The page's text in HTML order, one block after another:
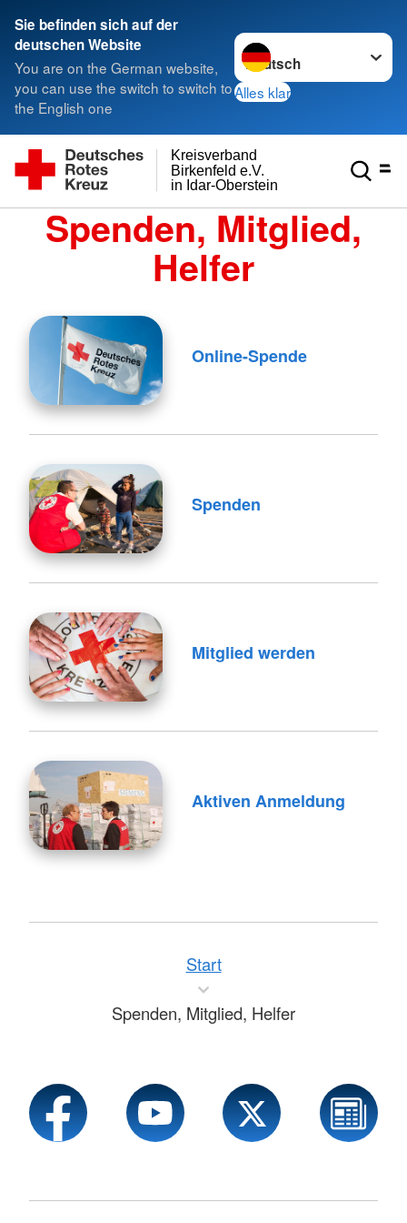
Sie befinden sich auf der
deutschen Website
You are on the German website,
you can use the switch to switch to
the English one
Sprache wechseln zu
Alles klar
in Idar-Oberstein
Birkenfeld e.V.
Kreisverband
Spenden, Mitglied,
Helfer
Online-Spende
Spenden
Mitglied werden
Aktiven Anmeldung
Start
Spenden, Mitglied, Helfer